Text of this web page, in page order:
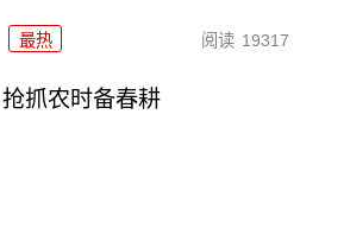
最热 阅读 19317
抓农时备春耕